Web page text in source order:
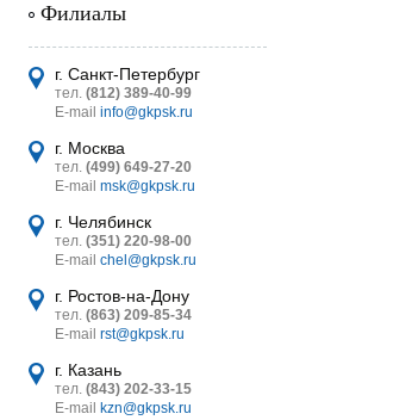
Филиалы
г. Санкт-Петербург
тел. (812) 389-40-99
E-mail info@gkpsk.ru
г. Москва
тел. (499) 649-27-20
E-mail msk@gkpsk.ru
г. Челябинск
тел. (351) 220-98-00
E-mail chel@gkpsk.ru
г. Ростов-на-Дону
тел. (863) 209-85-34
E-mail rst@gkpsk.ru
г. Казань
тел. (843) 202-33-15
E-mail
kzn@gkpsk.ru